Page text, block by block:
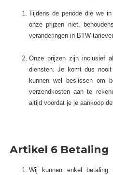
Tijdens de periode die we
onze prijzen niet,
veranderingen in BTW-
Onze prijzen zijn inclusief
diensten. Je komt dus
kunnen wel beslissen om
verzendkosten aan te
altijd voordat je je aankoop
Artikel 6 Betaling
Wij kunnen enkel